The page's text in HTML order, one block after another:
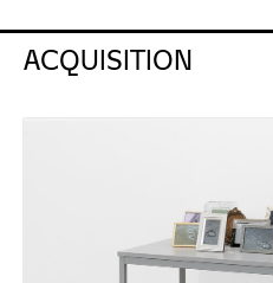
ACQUISITION